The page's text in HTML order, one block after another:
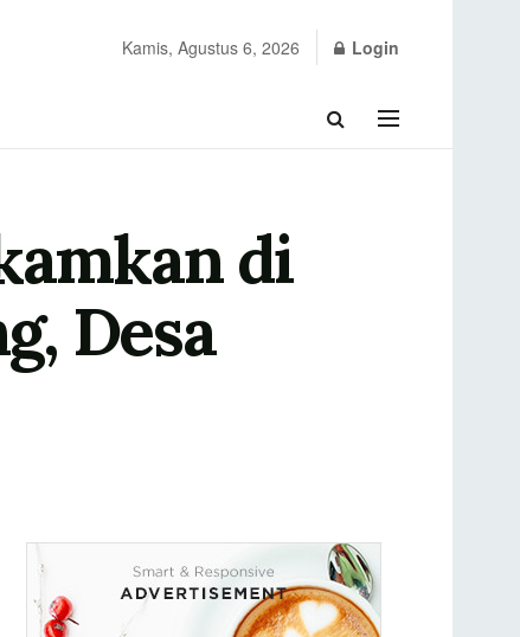
Kamis, Agustus 6, 2026 Login
di
Desa